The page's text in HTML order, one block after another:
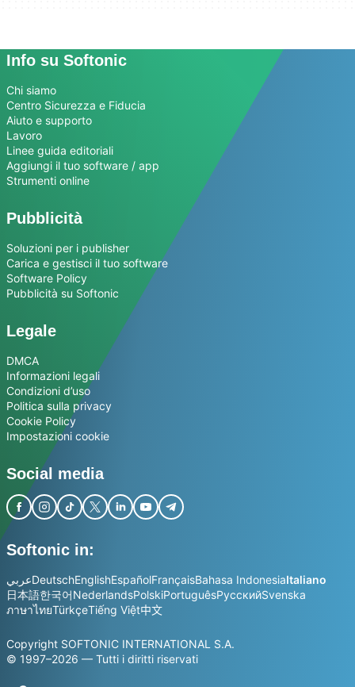
Info su Softonic
Chi siamo
Centro Sicurezza e Fiducia
Aiuto e supporto
Lavoro
Linee guida editoriali
Aggiungi il tuo software / app
Strumenti online
Pubblicità
Soluzioni per i publisher
Carica e gestisci il tuo software
Software Policy
Pubblicità su Softonic
Legale
DMCA
Informazioni legali
Condizioni d’uso
Politica sulla privacy
Cookie Policy
Impostazioni cookie
Social media
Softonic in:
عربيDeutschEnglishEspañolFrançaisBahasa IndonesiaItaliano
日本語한국어NederlandsPolskiPortuguêsРусскийSvenska
ภาษาไทยTürkçeTiếng Việt中文
Copyright SOFTONIC INTERNATIONAL S.A.
© 1997–2026 — Tutti i diritti riservati